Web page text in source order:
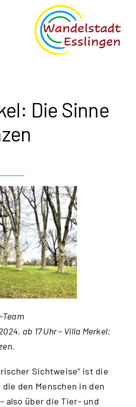
Die Sinne
ab 17 Uhr – Villa Merkel:
Sichtweise“ ist die
den Menschen in den
also über die Tier- und